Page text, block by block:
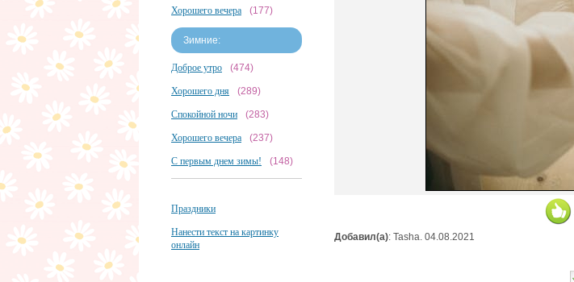
Хорошего вечера (177)
Зимние:
Доброе утро (474)
Хорошего дня (289)
Спокойной ночи (283)
Хорошего вечера (237)
С первым днем зимы! (148)
Праздники
Нанести текст на картинку
онлайн
Добавил(а): Tasha. 04.08.2021